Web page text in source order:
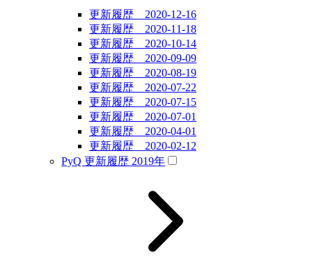
更新履歴 2020-12-16
更新履歴 2020-11-18
更新履歴 2020-10-14
更新履歴 2020-09-09
更新履歴 2020-08-19
更新履歴 2020-07-22
更新履歴 2020-07-15
更新履歴 2020-07-01
更新履歴 2020-04-01
更新履歴 2020-02-12
PyQ 更新履歴 2019年